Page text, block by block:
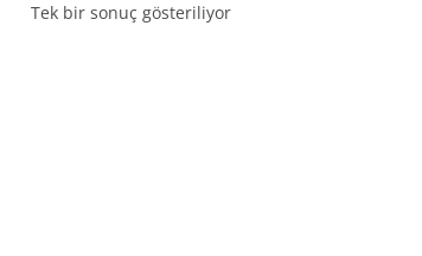
Tek bir sonuç gösteriliyor